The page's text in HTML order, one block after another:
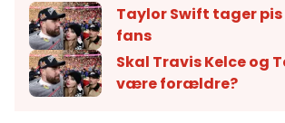
Taylor Swift tager pis
fans
Skal Travis Kelce og
være forældre?